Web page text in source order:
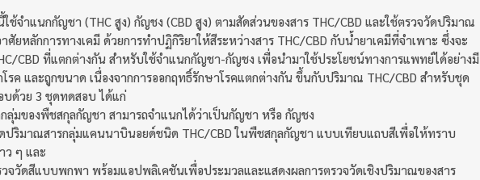
ำแนกกัญชา (THC สูง) กัญชง (CBD สูง) ตามสัดส่วนของสาร THC/CBD และใช้ตรวจวัดปริมาณ
าศัยหลักการทางเคมี ด้วยการทำปฏิกิริยาให้สีระหว่างสาร THC/CBD กับน้ำยาเคมีที่จำเพาะ ซึ่งจะ
CBD ที่แตกต่างกัน สำหรับใช้จำแนกกัญชา-กัญชง เพื่อนำมาใช้ประโยชน์ทางการแพทย์ได้อย่างมี
รค และถูกขนาด เนื่องจากการออกฤทธิ์รักษาโรคแตกต่างกัน ขึ้นกับปริมาณ THC/CBD สำหรับชุด
ด้วย 3 ชุดทดสอบ ได้แก่
มของพืชสกุลกัญชา สามารถจำแนกได้ว่าเป็นกัญชา หรือ กัญชง
ริมาณสารกลุ่มแคนนาบินอยด์ชนิด THC/CBD ในพืชสกุลกัญชา แบบเทียบแถบสีเพื่อให้ทราบ
ว ๆ และ
วัดสีแบบพกพา พร้อมแอปพลิเคชันเพื่อประมวลและแสดงผลการตรวจวัดเชิงปริมาณของสาร